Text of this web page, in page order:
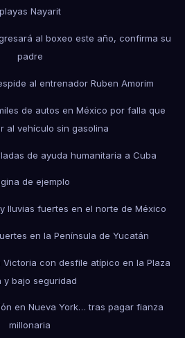
playas Nayarit
al boxeo este año, confirma su
padre
al entrenador Ruben Amorim
de autos en México por falla que
al vehículo sin gasolina
de ayuda humanitaria a Cuba
de ejemplo
lluvias fuertes en el norte de México
en la Península de Yucatán
Victoria con desfile atípico en la Plaza
y bajo seguridad
en Nueva York… tras pagar fianza
millonaria